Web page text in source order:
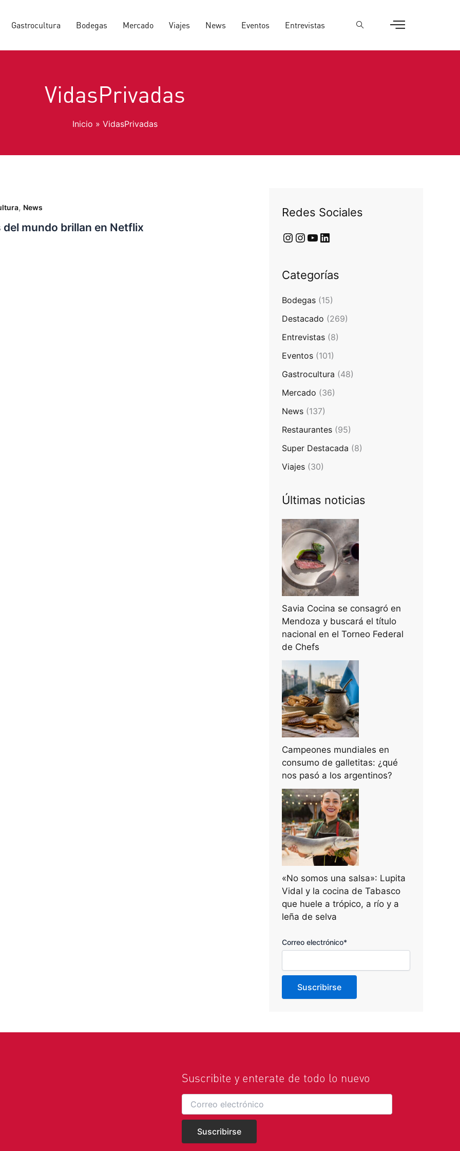
Gastrocultura Bodegas Mercado Viajes News Eventos Entrevistas
VidasPrivadas
Inicio VidasPrivadas
, News
mundo brillan en Netflix
Redes Sociales
Categorías
Bodegas (15)
Destacado (269)
Entrevistas (8)
Eventos (101)
Gastrocultura (48)
Mercado (36)
News (137)
Restaurantes (95)
Super Destacada (8)
Viajes (30)
Últimas noticias
Savia Cocina se consagró en
Mendoza y buscará el título
nacional en el Torneo Federal
de Chefs
Campeones mundiales en
consumo de galletitas: ¿qué
nos pasó a los argentinos?
«No somos una salsa»: Lupita
Vidal y la cocina de Tabasco
que huele a trópico, a río y a
leña de selva
Correo electrónico*
Suscribite y enterate de todo lo nuevo